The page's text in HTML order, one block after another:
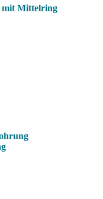
Mittelring